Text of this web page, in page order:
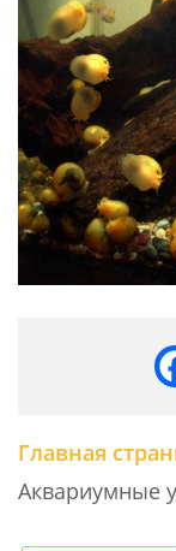
Главная
Аквариумные